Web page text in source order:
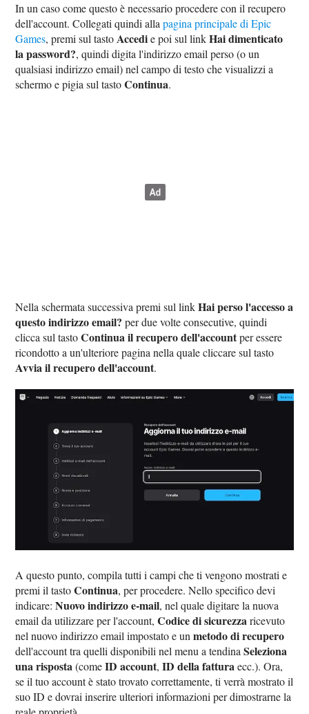
In un caso come questo è necessario procedere con il recupero
dell'account. Collegati quindi allapagina principale di Epic
Games, premi sul tasto Accedie poi sul linkHai dimenticato
la password?, quindi digita l'indirizzo email perso (o un
qualsiasi indirizzo email) nel campo di testo che visualizzi a
schermo e pigia sul tastoContinua.
Nella schermata successiva premi sul linkHai perso l'accesso a
questo indirizzo email? per due volte consecutive, quindi
clicca sul tastoContinua il recupero dell'accountper essere
ricondotto a un'ulteriore pagina nella quale cliccare sul tasto
Avvia il recupero dell'account.
A questo punto, compila tutti i campi che ti vengono mostrati e
premi il tastoContinua, per procedere. Nello specifico devi
indicare:Nuovo indirizzo e-mail, nel quale digitare la nuova
email da utilizzare per l'account,Codice di sicurezzaricevuto
nel nuovo indirizzo email impostato e unmetodo di recupero
dell'account tra quelli disponibili nel menu a tendinaSeleziona
una risposta(comeID account,ID della fatturaecc.). Ora,
se il tuo account è stato trovato correttamente, ti verrà mostrato il
suo ID e dovrai inserire ulteriori informazioni per dimostrarne la